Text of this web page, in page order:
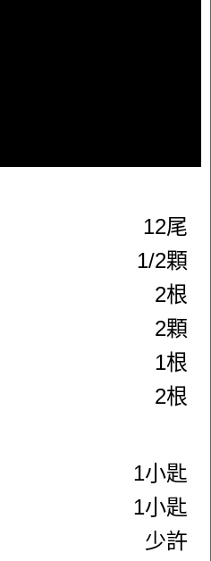
12尾
1/2顆
2根
2顆
1根
2根
1小匙
1小匙
少許